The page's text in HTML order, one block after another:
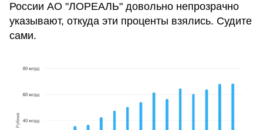
России АО "ЛОРЕАЛЬ" довольно непрозрачно
указывают, откуда эти проценты взялись. Судите
сами.